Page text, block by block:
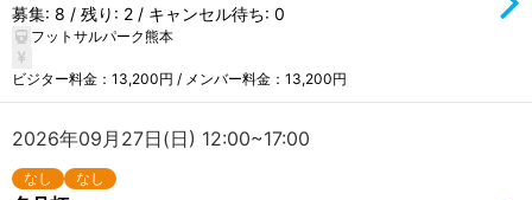
募集: 8 / 残り: 2 / キャンセル待ち: 0
フットサルパーク熊本
ビジター料金：13,200円 / メンバー料金：13,200円
2026年09月27日(日) 12:00~17:00
なし なし